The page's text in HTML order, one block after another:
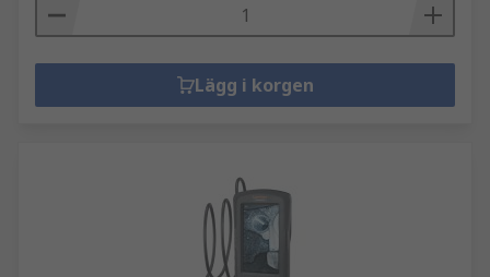
Lägg i korgen